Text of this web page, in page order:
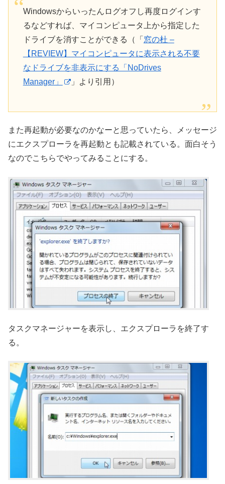
Windowsからいったんログオフし再度ログインす
るなどすれば、マイコンピュータ上から指定した
ドライブを消すことができる（「 窓の杜 –
【REVIEW】マイコンピュータに表示される不要
なドライブを非表示にする「NoDrives
Manager」
」より引用）
また再起動が必要なのかなーと思っていたら、メッセージ
にエクスプローラを再起動とも記載されている。面白そう
なのでこちらでやってみることにする。
タスクマネージャーを表示し、エクスプローラを終了す
る。